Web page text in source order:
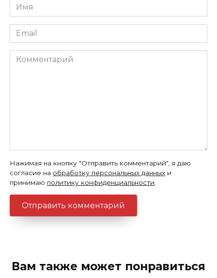
Имя
*
Email
*
Комментарий
Нажимая на кнопку "Отправить комментарий", я даю
согласие на обработку персональных данных и
принимаю политику конфиденциальности
Вам также может понравиться